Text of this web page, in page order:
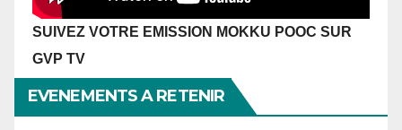
SUIVEZ VOTRE EMISSION MOKKU POOC SUR
GVP TV
EVENEMENTS A RETENIR